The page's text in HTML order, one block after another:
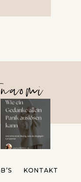
KONTAKT